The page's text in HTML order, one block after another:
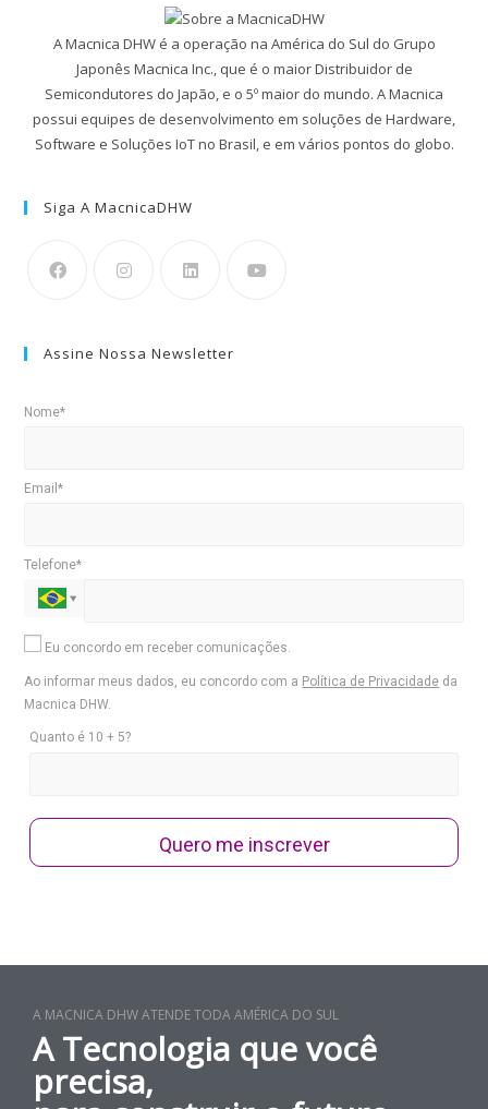
A Macnica DHW é a operação na América do Sul do Grupo
Japonês Macnica Inc., que é o maior Distribuidor de
Semicondutores do Japão, e o 5º maior do mundo. A Macnica
possui equipes de desenvolvimento em soluções de Hardware,
Software e Soluções IoT no Brasil, e em vários pontos do globo.
Siga A MacnicaDHW
Assine Nossa Newsletter
Nome*
Email*
Telefone*
Eu concordo em receber comunicações.
Ao informar meus dados, eu concordo com a Política de Privacidade da
Macnica DHW.
Quanto é 10 + 5?
Quero me inscrever
A MACNICA DHW ATENDE TODA AMÉRICA DO SUL
A Tecnologia que você
precisa,